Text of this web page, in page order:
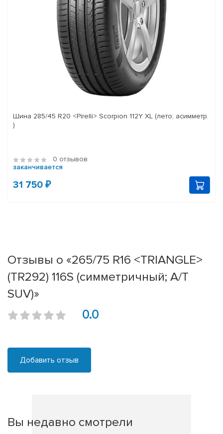
Шина 285/45 R20 <Pirelli> Scorpion 112Y XL (лето; асимметр.
)
0 отзывов
заканчивается
31 750 ₽
Отзывы о «265/75 R16 <TRIANGLE>
(TR292) 116S (симметричный; A/T
SUV)»
0.0
Добавить отзыв
Вы недавно смотрели